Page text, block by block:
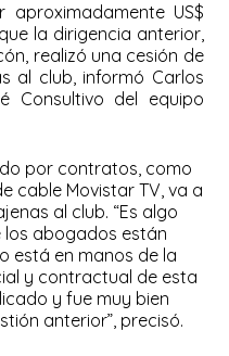
US$
la dirigencia anterior,
realizó una cesión de
al club, informó Carlos
Consultivo del equipo
por contratos, como
cable Movistar TV, va a
al club. “Es algo
abogados están
está en manos de la
y contractual de esta
y fue muy bien
anterior”, precisó.